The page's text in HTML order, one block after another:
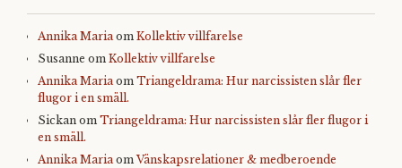
Annika Mariaom Kollektiv villfarelse
Susanne om Kollektiv villfarelse
Annika Mariaom Triangeldrama: Hur narcissisten slår fler
flugor i en smäll.
Sickan om Triangeldrama: Hur narcissisten slår fler flugor i
en smäll.
Annika MariaomVänskapsrelationer & medberoende